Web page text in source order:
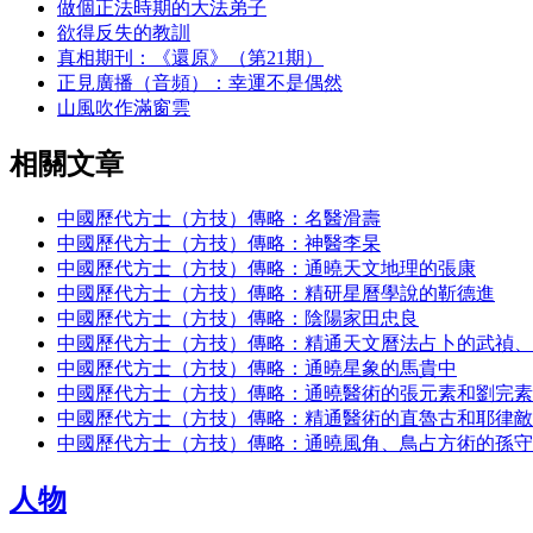
做個正法時期的大法弟子
欲得反失的教訓
真相期刊：《還原》（第21期）
正見廣播（音頻）：幸運不是偶然
山風吹作滿窗雲
相關文章
中國歷代方士（方技）傳略：名醫滑壽
中國歷代方士（方技）傳略：神醫李杲
中國歷代方士（方技）傳略：通曉天文地理的張康
中國歷代方士（方技）傳略：精研星曆學說的靳德進
中國歷代方士（方技）傳略：陰陽家田忠良
中國歷代方士（方技）傳略：精通天文曆法占卜的武禎
中國歷代方士（方技）傳略：通曉星象的馬貴中
中國歷代方士（方技）傳略：通曉醫術的張元素和劉完素
中國歷代方士（方技）傳略：精通醫術的直魯古和耶律
中國歷代方士（方技）傳略：通曉風角、鳥占方術的孫
人物